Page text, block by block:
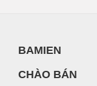
BAMIEN
CHÀO BÁN